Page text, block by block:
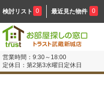
検討リスト 0 最近見た物件 0
営業時間：9:30～18:00
定休日：第2第3水曜日定休日